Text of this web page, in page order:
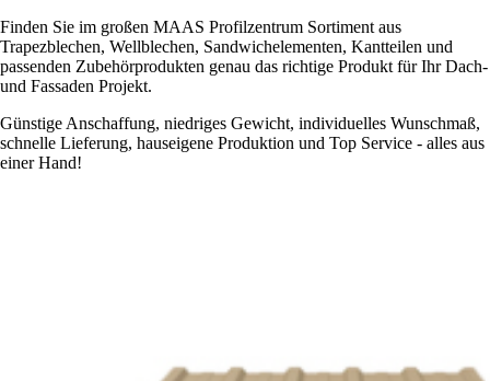
Finden Sie im großen MAAS Profilzentrum Sortiment aus
Trapezblechen, Wellblechen, Sandwichelementen, Kantteilen und
passenden Zubehörprodukten genau das richtige Produkt für Ihr Dach-
und Fassaden Projekt.
Günstige Anschaffung, niedriges Gewicht, individuelles Wunschmaß,
schnelle Lieferung, hauseigene Produktion und Top Service - alles aus
einer Hand!